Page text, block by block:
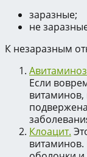
заразные;
не
К незаразным
Авитаминоз
Если
витаминов,
Клоацит.